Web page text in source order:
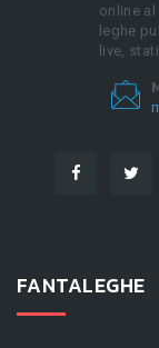
online
leghe
live,
FANTALEGHE